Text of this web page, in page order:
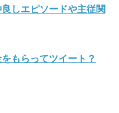
しエピソードや主従関
もらってツイート？